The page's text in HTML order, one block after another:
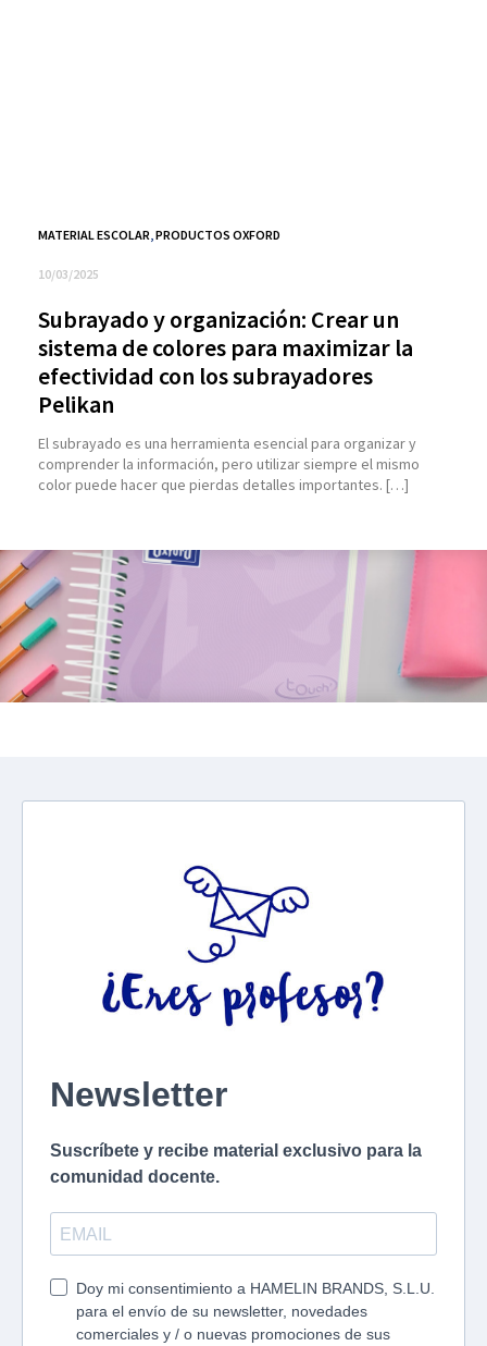
MATERIAL ESCOLAR,PRODUCTOS OXFORD
10/03/2025
Subrayado y organización: Crear un
sistema de colores para maximizar la
efectividad con los subrayadores
Pelikan
El subrayado es una herramienta esencial para organizar y
comprender la información, pero utilizar siempre el mismo
color puede hacer que pierdas detalles importantes. […]